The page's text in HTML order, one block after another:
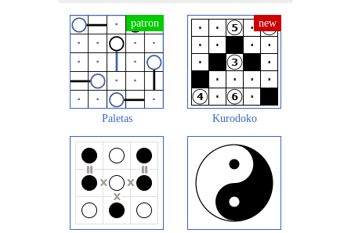
Paletas Kurodoko